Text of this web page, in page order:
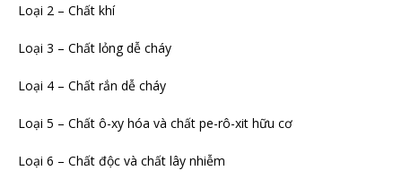
Loại 2 – Chất khí
Loại 3 – Chất lỏng dễ cháy
Loại 4 – Chất rắn dễ cháy
Loại 5 – Chất ô-xy hóa và chất pe-rô-xit hữu cơ
Loại 6 – Chất độc và chất lây nhiễm